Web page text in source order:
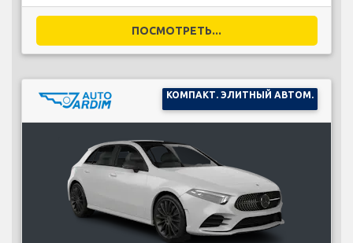
ПОСМОТРЕТЬ...
КОМПАКТ. ЭЛИТНЫЙ АВТОМ.